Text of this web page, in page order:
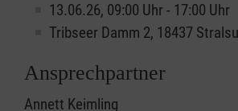
13.06.26, 09:00 Uhr - 17:00 Uhr
Tribseer Damm 2, 18437
Ansprechpartner
Annett Keimling